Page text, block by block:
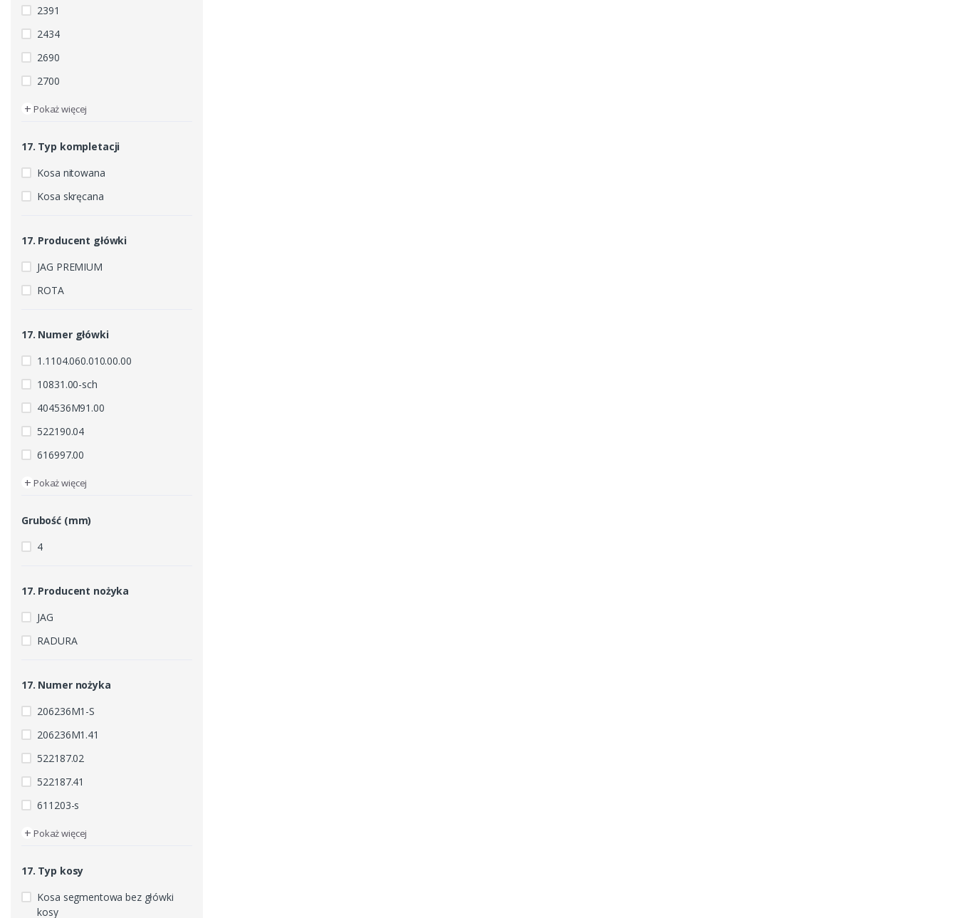
2391
2434
2690
2700
+ Pokaż więcej
17. Typ kompletacji
Kosa nitowana
Kosa skręcana
17. Producent główki
JAG PREMIUM
ROTA
17. Numer główki
1.1104.060.010.00.00
10831.00-sch
404536M91.00
522190.04
616997.00
+ Pokaż więcej
Grubość (mm)
4
17. Producent nożyka
JAG
RADURA
17. Numer nożyka
206236M1-S
206236M1.41
522187.02
522187.41
611203-s
+ Pokaż więcej
17. Typ kosy
Kosa segmentowa bez główki
kosy